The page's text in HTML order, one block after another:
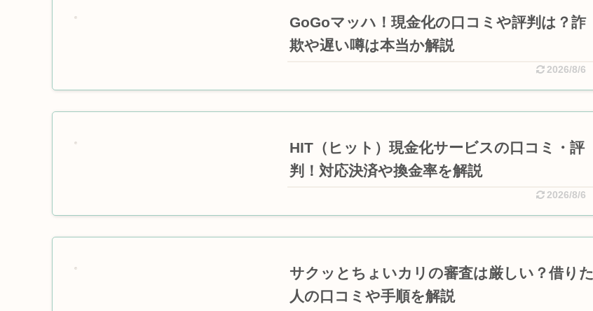
GoGoマッハ！現金化の口コミや評判は？詐
欺や遅い噂は本当か解説
2026/8/6
HIT（ヒット）現金化サービスの口コミ・評
判！対応決済や換金率を解説
2026/8/6
サクッとちょいカリの審査は厳しい？借りた
人の口コミや手順を解説